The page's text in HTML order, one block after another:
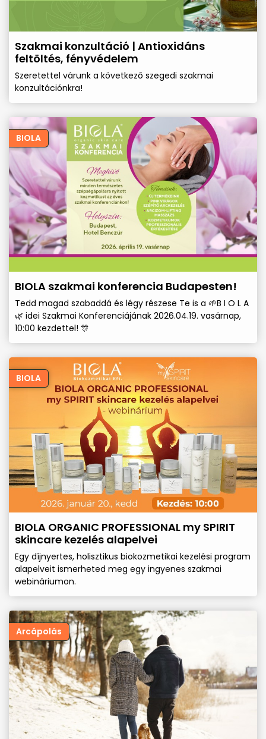
Szakmai konzultáció | Antioxidáns
feltöltés, fényvédelem
Szeretettel várunk a következő szegedi szakmai
konzultációnkra!
BIOLA
BIOLA szakmai konferencia Budapesten!
Tedd magad szabaddá és légy részese Te is a 🌱B I O L A
🌿 idei Szakmai Konferenciájának 2026.04.19. vasárnap,
10:00 kezdettel! 🎊
BIOLA
BIOLA ORGANIC PROFESSIONAL my SPIRIT
skincare kezelés alapelvei
Egy díjnyertes, holisztikus biokozmetikai kezelési program
alapelveit ismerheted meg egy ingyenes szakmai
webináriumon.
Arcápolás